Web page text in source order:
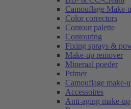
Camouflage Make-
Color correctors
Contour palette
Contouring
Fixing sprays &
Make-up remover
Mineraal poeder
Primer
Camouflage make-
Accessoires
Anti-aging make-up